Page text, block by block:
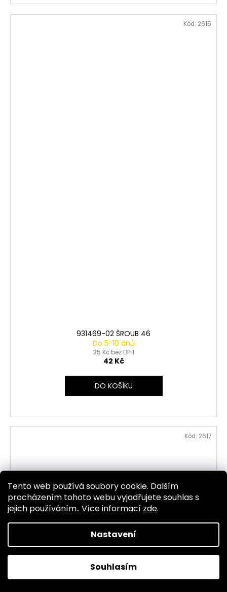
Tento web používá soubory cookie. Dalším
procházením tohoto webu vyjadřujete souhlas s
jejich používáním.. Více informací zde.
Nastavení
Souhlasím
931469-02 ŠROUB 46
Do 5-10 dnů
35 Kč bez DPH
42 Kč
DO KOŠÍKU
Kód: 2615
Kód: 2617